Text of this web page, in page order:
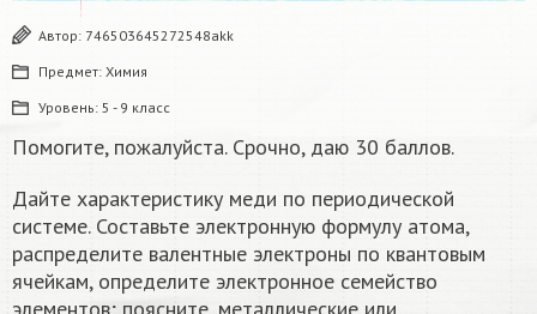
Автор: 746503645272548akk
Предмет: Химия
Уровень: 5 - 9 класс
Помогите, пожалуйста. Срочно, даю 30 баллов.
Дайте характеристику меди по периодической
системе. Составьте электронную формулу атома,
распределите валентные электроны по квантовым
ячейкам, определите электронное семейство
элементов; поясните, металлические или